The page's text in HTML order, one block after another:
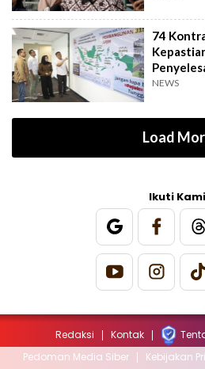
74
NEWS
Load
Ikuti Kami
Redaksi Kontak
Pedoman Media Siber
Kebijakan